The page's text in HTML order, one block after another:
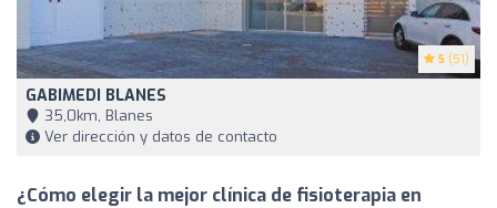
5 (51)
GABIMEDI BLANES
35,0km, Blanes
Ver dirección y datos de contacto
¿Cómo elegir la mejor clínica de fisioterapia en